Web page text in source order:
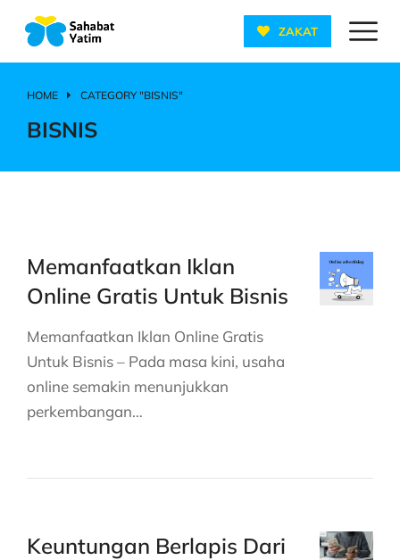
ZAKAT
You are here:
HOME CATEGORY "BISNIS"
BISNIS
Memanfaatkan Iklan
Online Gratis Untuk Bisnis
Memanfaatkan Iklan Online Gratis
Untuk Bisnis – Pada masa kini, usaha
online semakin menunjukkan
perkembangan…
Keuntungan Berlapis Dari